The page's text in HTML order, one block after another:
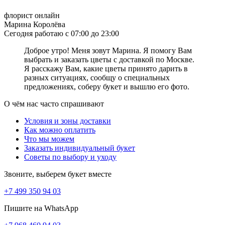
флорист онлайн
Марина Королёва
Сегодня работаю с 07:00 до 23:00
Доброе утро! Меня зовут Марина. Я помогу Вам
выбрать и заказать цветы с доставкой по Москве.
Я расскажу Вам, какие цветы принято дарить в
разных ситуациях, сообщу о специальных
предложениях, соберу букет и вышлю его фото.
О чём нас часто спрашивают
Условия и зоны доставки
Как можно оплатить
Что мы можем
Заказать индивидуальный букет
Советы по выбору и уходу
Звоните, выберем букет вместе
+7 499 350 94 03
Пишите на WhatsApp
Что означает, когда дарят розовые розы девушке
С давних времён розовые розы наделены одним единственным
значением: они являются символом нежности, элегантности и
красоты. Вне зависимости от оттенка и количества роз в букете,
композиции из розовых роз всегда выглядят невероятно
изысканно и роскошно. Что символизируют подаренные
розовые розы? Богатый и многогранный язык цветов трактует
подранный букет розовых роз, как выражение симпатии,
нежных и искренних эмоций, а также уважения и
внимание на оттенок. Светло-розовые тона символизируют
симпатию, дружбу, романтичность, а тёмно-розовые оттенки
расскажут о восхищении и ярких чувствах. Чудесный букет из
розовых роз сможет подарить вашей избраннице самые яркие
эмоции!
Что значит оранжевый цвет цветов
Оранжевый цвет во флористике представлен огромным
– практически все цветы имеют в своих рядах оранжевые сорта